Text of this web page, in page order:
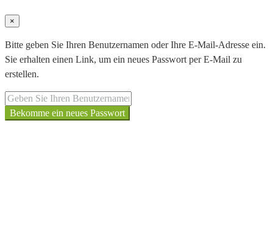
×
Bitte geben Sie Ihren Benutzernamen oder Ihre E-Mail-Adresse ein.
Sie erhalten einen Link, um ein neues Passwort per E-Mail zu
erstellen.
Bekomme ein neues Passwort